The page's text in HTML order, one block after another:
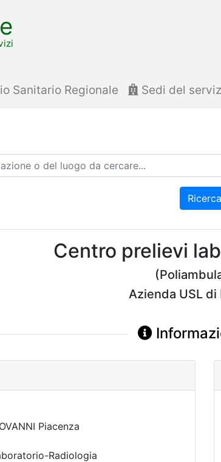
Sanitario Regionale Sedi del
Ricerca
Centro prelievi
Azienda USL di
Piacenza
Radiologia